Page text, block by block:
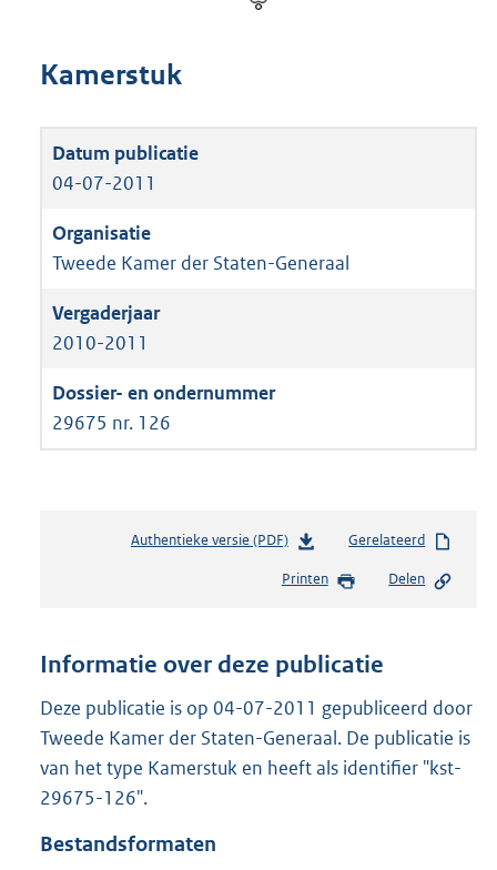
Kamerstuk
04-07-2011
Tweede Kamer der Staten-Generaal
2010-2011
29675 nr. 126
Authentieke versie (PDF)b
s
n
s
r
o
Gerelateerd
Printen Delen
Informatie over deze publicatie
Deze publicatie is op 04-07-2011 gepubliceerd door
Tweede Kamer der Staten-Generaal. De publicatie is
van het type Kamerstuk en heeft als identifier "kst-
29675-126".
Bestandsformaten